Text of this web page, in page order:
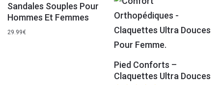
Sandales Souples Pour
Hommes Et Femmes
29.99€
Pied Conforts –
Claquettes Ultra Douces